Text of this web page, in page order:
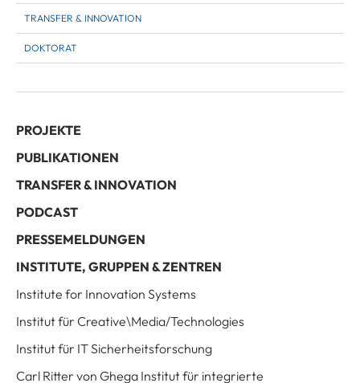
TRANSFER & INNOVATION
DOKTORAT
PROJEKTE
PUBLIKATIONEN
TRANSFER & INNOVATION
PODCAST
PRESSEMELDUNGEN
INSTITUTE, GRUPPEN & ZENTREN
Institute for Innovation Systems
Institut für Creative\Media/Technologies
Institut für IT Sicherheitsforschung
Carl Ritter von Ghega Institut für integrierte